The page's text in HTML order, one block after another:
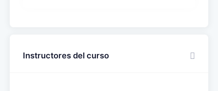
Instructores del curso